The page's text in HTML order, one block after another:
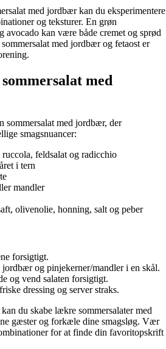
med jordbær kan du eksperimentere
og teksturer. En grøn
avocado kan være både cremet og sprød
med jordbær og fetaost er
med
sommersalat med jordbær, der
smagsnuancer:
feldsalat og radicchio
i tern
mandler
olivenolie, honning, salt og peber
forsigtigt.
jordbær og pinjekerner/mandler i en skål.
og vend salaten forsigtigt.
dressing og server straks.
du skabe lækre sommersalater med
gæster og forkæle dine smagsløg. Vær
for at finde din favoritopskrift